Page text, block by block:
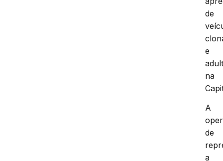
de
e
na
A
de
a